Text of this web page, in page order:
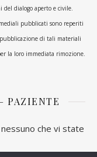
dialogo aperto e civile.
pubblicati sono reperiti
di tali materiali
la loro immediata rimozione.
PAZIENTE
che vi state